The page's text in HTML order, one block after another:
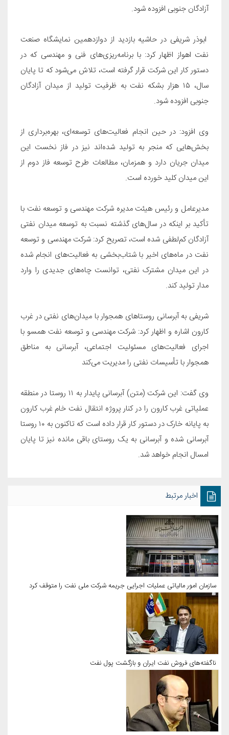
آزادگان جنوبی افزوده شود.
ابوذر شریفی در حاشیه بازدید از دوازدهمین نمایشگاه صنعت
نفت اهواز اظهار کرد: با برنامه‌ریزی‌های فنی و مهندسی که در
دستور کار این شرکت قرار گرفته است، تلاش می‌شود که تا پایان
سال، ۱۵ هزار بشکه نفت به ظرفیت تولید از میدان آزادگان
جنوبی افزوده شود.
وی افزود: در حین انجام فعالیت‌های توسعه‌ای، بهره‌برداری از
بخش‌هایی که منجر به تولید شده‌اند نیز در فاز نخست این
میدان جریان دارد و همزمان، مطالعات طرح توسعه فاز دوم از
این میدان کلید خورده است.
مدیرعامل و رئیس هیئت مدیره شرکت مهندسی و توسعه نفت با
تأکید بر اینکه در سال‌های گذشته نسبت به توسعه میدان نفتی
آزادگان کم‌لطفی شده است، تصریح کرد: شرکت مهندسی و توسعه
نفت در ماه‌های اخیر با شتاب‌بخشی به فعالیت‌های انجام شده
در این میدان مشترک نفتی، توانست چاه‌های جدیدی را وارد
مدار تولید کند.
شریفی به آبرسانی روستاهای همجوار با میدان‌های نفتی در غرب
کارون اشاره و اظهار کرد: شرکت مهندسی و توسعه نفت همسو با
اجرای فعالیت‌های مسئولیت اجتماعی، آبرسانی به مناطق
همجوار با تأسیسات نفتی را مدیریت می‌کند
وی گفت: این شرکت (متن) آبرسانی پایدار به ۱۱ روستا در منطقه
عملیاتی غرب کارون را در کنار پروژه انتقال نفت خام غرب کارون
به پایانه خارک در دستور کار قرار داده است که تاکنون به ۱۰ روستا
آبرسانی شده و آبرسانی به یک روستای باقی مانده نیز تا پایان
امسال‌ انجام خواهد شد.
اخبار مرتبط
سازمان امور مالیاتی عملیات اجرایی جریمه شرکت ملی نفت را متوقف کرد
ناگفته‌های فروش نفت ایران و بازگشت پول نفت